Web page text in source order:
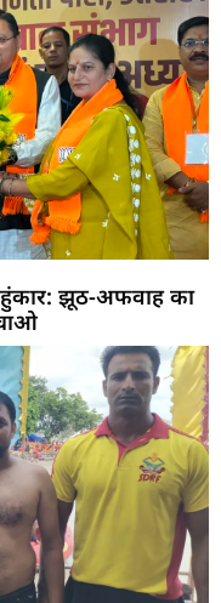
झूठ-अफवाह का